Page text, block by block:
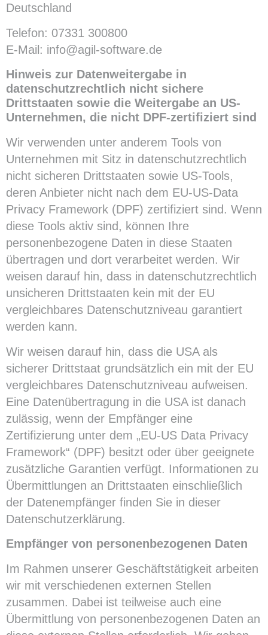
Deutschland
Telefon: 07331 300800
E-Mail: info@agil-software.de
Hinweis zur Datenweitergabe in
datenschutzrechtlich nicht sichere
Drittstaaten sowie die Weitergabe an US-
Unternehmen, die nicht DPF-zertifiziert sind
Wir verwenden unter anderem Tools von
Unternehmen mit Sitz in datenschutzrechtlich
nicht sicheren Drittstaaten sowie US-Tools,
deren Anbieter nicht nach dem EU-US-Data
Privacy Framework (DPF) zertifiziert sind. Wenn
diese Tools aktiv sind, können Ihre
personenbezogene Daten in diese Staaten
übertragen und dort verarbeitet werden. Wir
weisen darauf hin, dass in datenschutzrechtlich
unsicheren Drittstaaten kein mit der EU
vergleichbares Datenschutzniveau garantiert
werden kann.
Wir weisen darauf hin, dass die USA als
sicherer Drittstaat grundsätzlich ein mit der EU
vergleichbares Datenschutzniveau aufweisen.
Eine Datenübertragung in die USA ist danach
zulässig, wenn der Empfänger eine
Zertifizierung unter dem „EU-US Data Privacy
Framework“ (DPF) besitzt oder über geeignete
zusätzliche Garantien verfügt. Informationen zu
Übermittlungen an Drittstaaten einschließlich
der Datenempfänger finden Sie in dieser
Datenschutzerklärung.
Empfänger von personenbezogenen Daten
Im Rahmen unserer Geschäftstätigkeit arbeiten
wir mit verschiedenen externen Stellen
zusammen. Dabei ist teilweise auch eine
Übermittlung von personenbezogenen Daten an